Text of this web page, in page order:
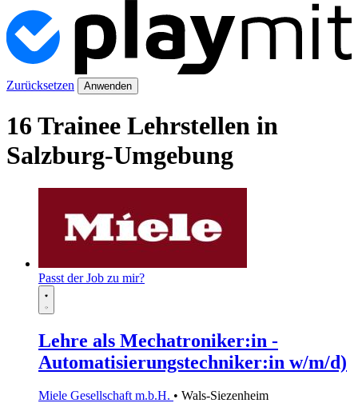
Zurücksetzen Anwenden
16 Trainee Lehrstellen in
Salzburg-Umgebung
Passt der Job zu mir?
Lehre als Mechatroniker:in -
Automatisierungstechniker:in w/m/d)
Miele Gesellschaft m.b.H. • Wals-Siezenheim